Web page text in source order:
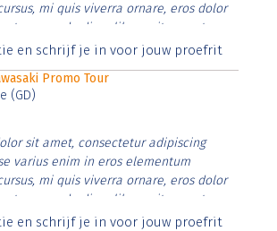
mi quis viverra ornare, eros dolor
ut commodo diam libero vitae erat.
nibh et justo cursus id rutrum lorem
en schrijf je in voor jouw proefrit
Promo Tour
(GD)
sit amet, consectetur adipiscing
varius enim in eros elementum
mi quis viverra ornare, eros dolor
ut commodo diam libero vitae erat.
nibh et justo cursus id rutrum lorem
en schrijf je in voor jouw proefrit